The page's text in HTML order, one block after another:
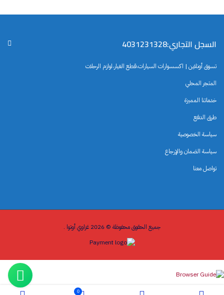
السجل التجاري:4031231328
تسوق أونلاين | اكسسوارات السيارات،قطع الغيار،لوازم الرحلات
المتجر المحلي
خدماتنا المميزة
طرق الدفع
سياسة الخصوصية
سياسة الضمان والإرجاع
تواصل معنا
جميع الحقوق محفوظة © 2026 غزاوي أوتوا .
0